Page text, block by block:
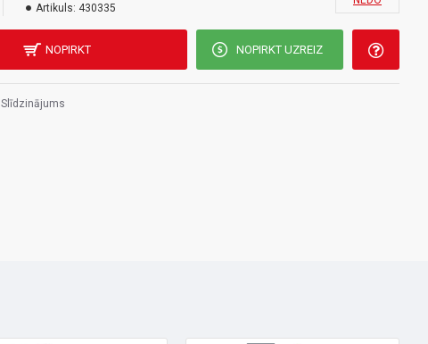
Artikuls: 430335
NOPIRKT NOPIRKT UZREIZ
Slīdzinājums